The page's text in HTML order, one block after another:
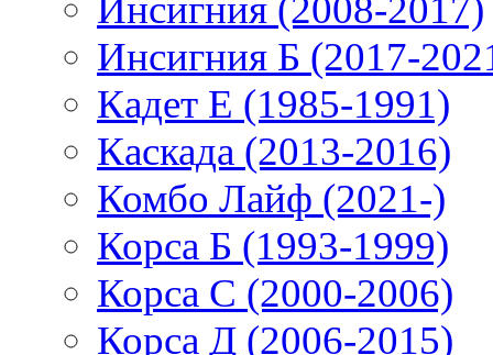
Инсигния (2008-2017)
Инсигния Б (2017-
Кадет Е (1985-1991)
Каскада (2013-2016)
Комбо Лайф (2021-)
Корса Б (1993-1999)
Корса С (2000-2006)
Корса Д (2006-2015)